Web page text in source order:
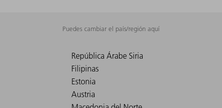
Puedes cambiar el país/región aquí